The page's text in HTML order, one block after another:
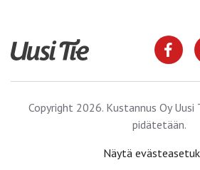
Copyright 2026. Kustannus Oy Uusi
pidätetään.
Näytä